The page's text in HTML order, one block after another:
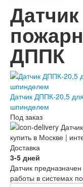
Перезарядка
Оплата
О нас
Статьи
Публичная
Сертификаты
Вопрос-Ответ
Контакты
Пожарное
Перезарядка
ДППК
Датчик ДППК-20,5
шпинделем
Под заказ
Доставка
3-5 дней
Датчик
работы в системах